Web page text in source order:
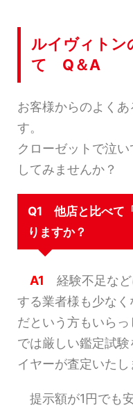
ルイヴィトン
て Q＆A
お客様からのよく
す。
クローゼットで泣
してみませんか？
Q1 他店と比べて
りますか？
A1 経験不足な
する業者様も少な
だという方もいら
では厳しい鑑定試
イヤーが査定いたし
提示額が1円でも